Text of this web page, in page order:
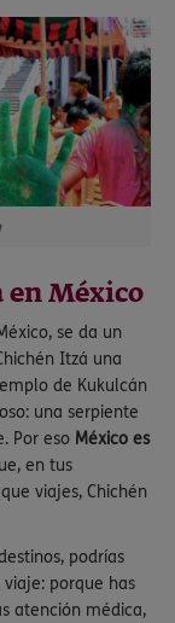
en México
se da un
Itzá una
de Kukulcán
una serpiente
Por eso México es
en tus
viajes, Chichén
podrías
porque has
atención médica,